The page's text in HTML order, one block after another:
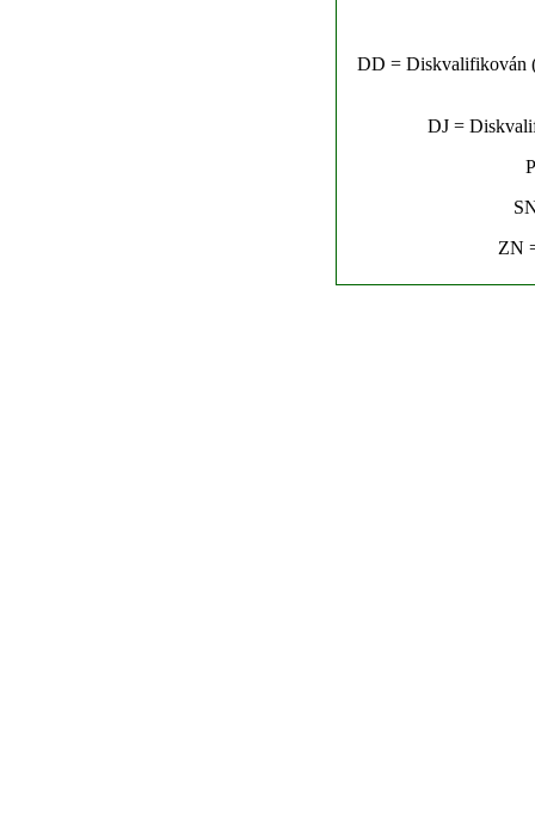
DD = Diskvalifikován
DJ =
ZN